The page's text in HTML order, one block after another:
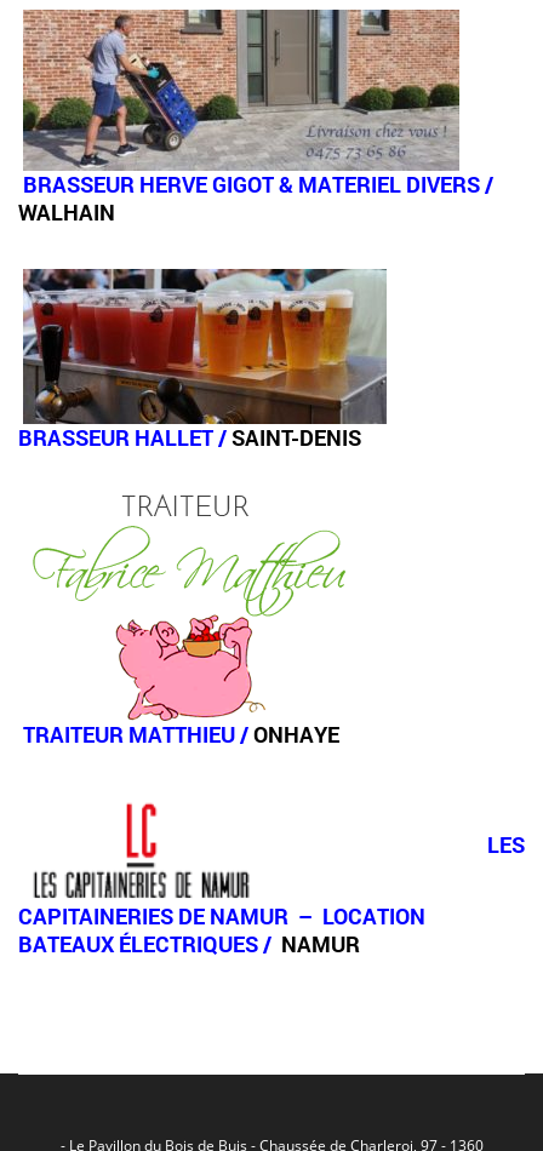
BRASSEUR HERVE GIGOT & MATERIEL DIVERS /
WALHAIN
BRASSEUR HALLET/SAINT-DENIS
TRAITEUR MATTHIEU/ONHAYE
LES
CAPITAINERIES DE NAMUR – LOCATION
BATEAUX ÉLECTRIQUES/ NAMUR
- Le Pavillon du Bois de Buis - Chaussée de Charleroi, 97 - 1360